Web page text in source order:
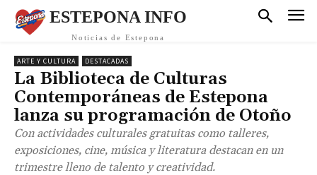
ESTEPONA INFO
Noticias de Estepona
ARTE Y CULTURA DESTACADAS
La Biblioteca de Culturas
Contemporáneas de Estepona
lanza su programación de Otoño
Con actividades culturales gratuitas como talleres,
exposiciones, cine, música y literatura destacan en un
trimestre lleno de talento y creatividad.